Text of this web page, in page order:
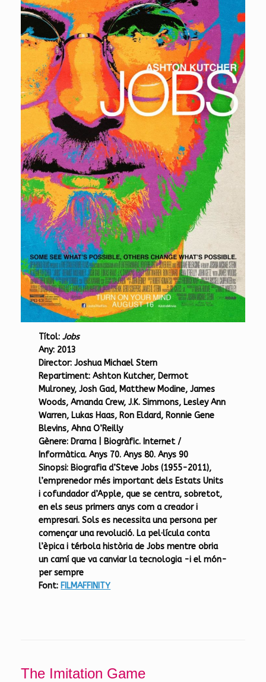
Títol: Jobs
Any: 2013
Director: Joshua Michael Stern
Repartiment: Ashton Kutcher, Dermot
Mulroney, Josh Gad, Matthew Modine, James
Woods, Amanda Crew, J.K. Simmons, Lesley Ann
Warren, Lukas Haas, Ron Eldard, Ronnie Gene
Blevins, Ahna O’Reilly
Gènere: Drama | Biogràfic. Internet /
Informàtica. Anys 70. Anys 80. Anys 90
Sinopsi: Biografia d’Steve Jobs (1955-2011),
l’emprenedor més important dels Estats Units
i cofundador d’Apple, que se centra, sobretot,
en els seus primers anys com a creador i
empresari. Sols es necessita una persona per
començar una revolució. La pel·lícula conta
l’èpica i térbola història de Jobs mentre obria
un camí que va canviar la tecnologia -i el món-
per sempre
Font: FILMAFFINITY
The Imitation Game